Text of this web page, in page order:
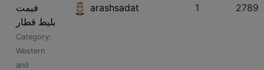
فیمت
بلیط قطار
Category:
Western
and
arashsadat 1 2789